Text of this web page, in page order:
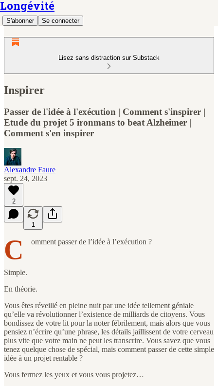
Longévité
S'abonner Se connecter
Lisez sans distraction sur Substack
Inspirer
Passer de l'idée à l'exécution | Comment s'inspirer |
Etude du projet 5 ironmans to beat Alzheimer |
Comment s'en inspirer
Alexandre Faure
sept. 24, 2023
2
1
C omment passer de l’idée à l’exécution ?
Simple.
En théorie.
Vous êtes réveillé en pleine nuit par une idée tellement géniale
qu’elle va révolutionner l’existence de milliards de citoyens. Vous
bondissez de votre lit pour la noter fébrilement, mais alors que vous
pensiez n’écrire qu’une phrase, les détails jaillissent de votre cerveau
plus vite que votre main ne peut les transcrire. Vous savez que vous
tenez quelque chose de spécial, mais comment passer de cette simple
idée à un projet rentable ?
Vous fermez les yeux et vous vous projetez…